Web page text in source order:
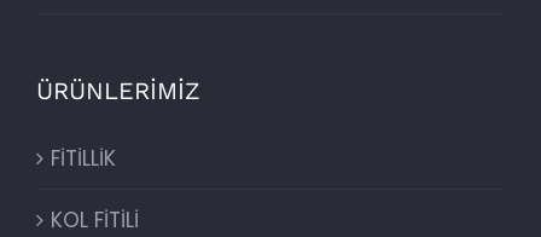
ÜRÜNLERİMİZ
FİTİLLİK
KOL FİTİLİ